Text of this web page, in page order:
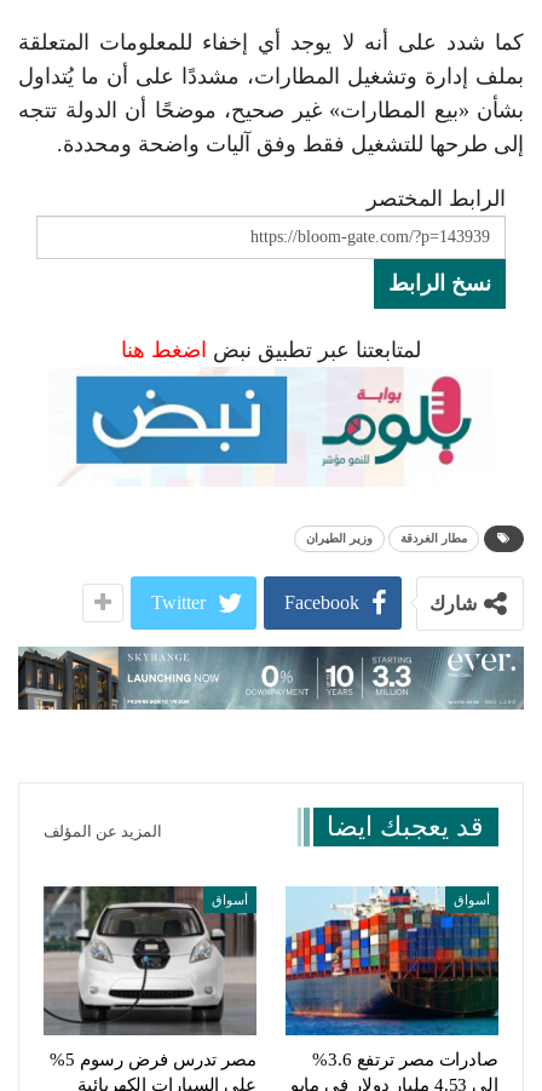
كما شدد على أنه لا يوجد أي إخفاء للمعلومات المتعلقة
بملف إدارة وتشغيل المطارات، مشددًا على أن ما يُتداول
بشأن «بيع المطارات» غير صحيح، موضحًا أن الدولة تتجه
إلى طرحها للتشغيل فقط وفق آليات واضحة ومحددة.
الرابط المختصر
نسخ الرابط
لمتابعتنا عبر تطبيق نبض اضغط هنا
مطار الغردقة وزير الطيران
شارك Facebook
Twitter
قد يعجبك ايضا المزيد عن المؤلف
أسواق
صادرات مصر ترتفع 3.6%
إلى 4.53 مليار دولار في مايو
أسواق
مصر تدرس فرض رسوم 5%
على السيارات الكهربائية